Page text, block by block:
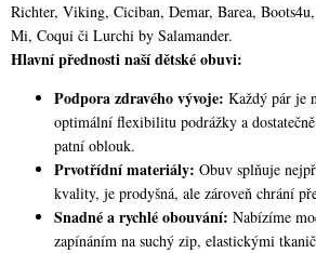
Richter, Viking, Ciciban, Demar, Barea,
Mi, Coqui či Lurchi by Salamander.
Hlavní přednosti naší dětské obuvi:
Podpora zdravého vývoje: Každý pár je
optimální flexibilitu podrážky a
patní oblouk.
Prvotřídní materiály: Obuv splňuje
kvality, je prodyšná, ale zároveň chrání
Snadné a rychlé obouvání: Nabízíme
zapínáním na suchý zip, elastickými